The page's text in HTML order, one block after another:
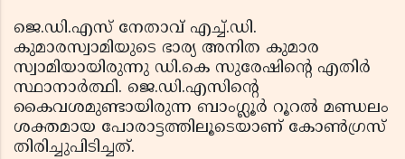
ജെ.ഡി.എസ് നേതാവ് എച്ച്.ഡി.
കുമാരസ്വാമിയുടെ ഭാര്യ അനിത കുമാര
സ്വാമിയായിരുന്നു ഡി.കെ സുരേഷിന്റെ എതിര്‍
സ്ഥാനാര്‍ത്ഥി. ജെ.ഡി.എസിന്റെ
കൈവശമുണ്ടായിരുന്ന ബാംഗ്ലൂര്‍ റൂറല്‍ മണ്ഡലം
ശക്തമായ പോരാട്ടത്തിലൂടെയാണ് കോണ്‍ഗ്രസ്
തിരിച്ചുപിടിച്ചത്.